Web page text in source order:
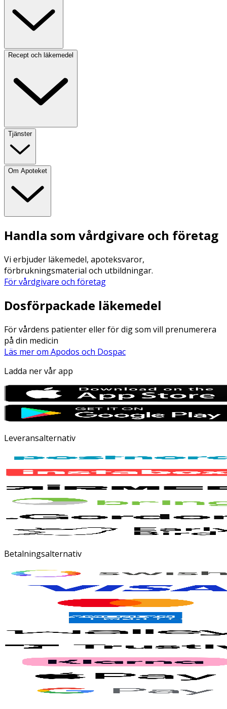
Recept och läkemedel
Tjänster
Om Apoteket
Handla som vårdgivare och företag
Vi erbjuder läkemedel, apoteksvaror,
förbrukningsmaterial och utbildningar.
För vårdgivare och företag
Dosförpackade läkemedel
För vårdens patienter eller för dig som vill prenumerera
på din medicin
Läs mer om Apodos och Dospac
Ladda ner vår app
Leveransalternativ
Betalningsalternativ